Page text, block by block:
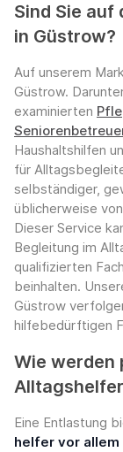
Sind Sie auf
in Güstrow?
Auf unserem
Güstrow.
examinierten
Haushaltshilfen
für
selbständiger,
üblicherweise
Dieser Service
Begleitung im
qualifizierten
beinhalten.
Güstrow
hilfebedürftigen
Wie werden
Eine Entlastung
helfer vor